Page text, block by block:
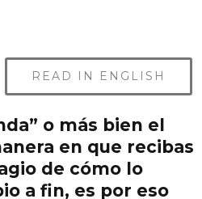
READ IN ENGLISH
o más bien el
en que recibas
de cómo lo
a fin, es por eso